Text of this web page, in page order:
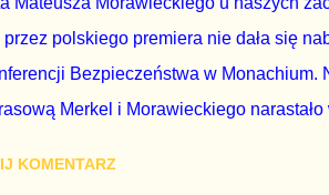
polskiego premiera nie dała się
Bezpieczeństwa w Monachium.
Merkel i Morawieckiego
KOMENTARZ